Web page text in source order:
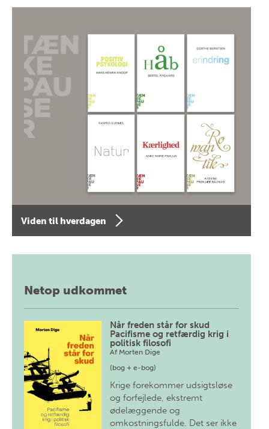
Viden til hverdagen
Netop udkommet
Når freden står for skud
Pacifisme og retfærdig krig i
politisk filosofi
Af Morten Dige
(bog + e-bog)
Krige forekommer udsigtsløse
og forfejlede, ekstremt
ødelæggende og
omkostningsfulde. Det ser ikke